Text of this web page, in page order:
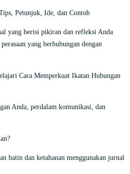
Petunjuk, Ide, dan Contoh
yang berisi pikiran dan refleksi Anda
yang berhubungan dengan
Cara Memperkuat Ikatan Hubungan
Anda, perdalam komunikasi, dan
batin dan ketahanan menggunakan jurnal